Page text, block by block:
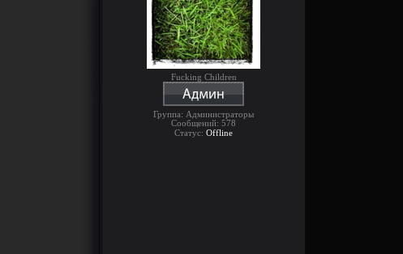
Fucking Children
Группа: Администраторы
Сообщений: 578
Статус: Offline